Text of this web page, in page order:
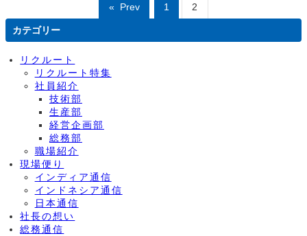
« Prev 1 2
カテゴリー
リクルート
リクルート特集
社員紹介
技術部
生産部
経営企画部
総務部
職場紹介
現場便り
インディア通信
インドネシア通信
日本通信
社長の想い
総務通信